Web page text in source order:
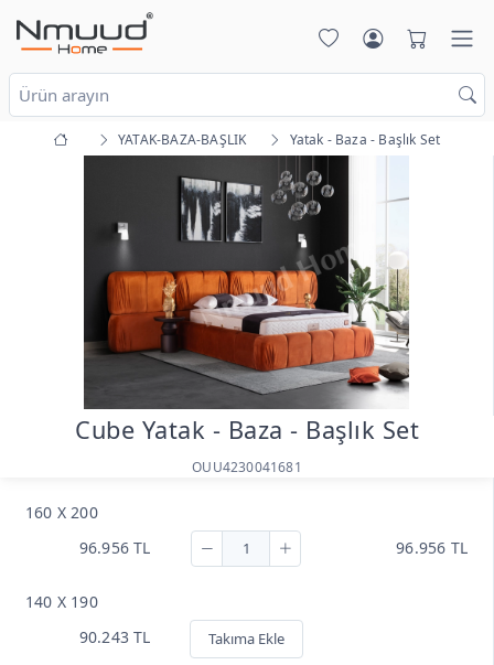
YATAK-BAZA-BAŞLIK Yatak - Baza - Başlık Set
Cube Yatak - Baza - Başlık Set
OUU4230041681
160 X 200
96.956 TL
96.956 TL
140 X 190
90.243 TL
Takıma Ekle